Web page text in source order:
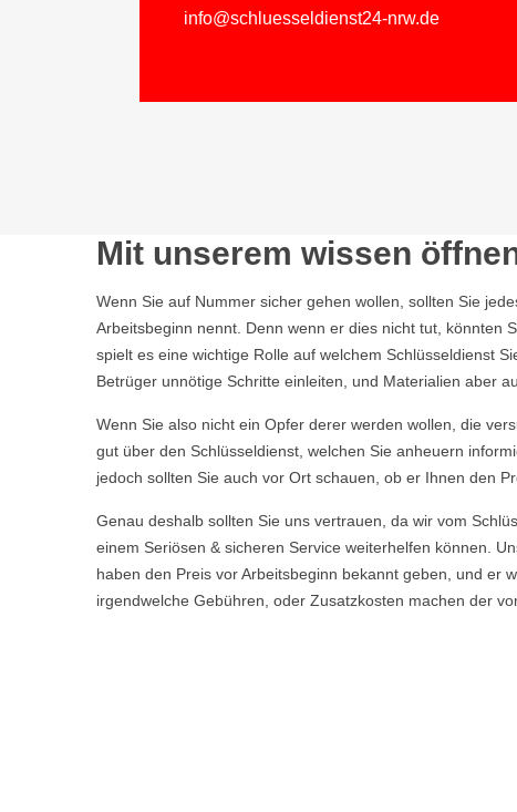
info@schluesseldienst24-nrw.de
Mit unserem wissen
Wenn Sie auf Nummer sicher gehen wollen, sollten Sie
Arbeitsbeginn nennt. Denn wenn er dies nicht tut, könnten
spielt es eine wichtige Rolle auf welchem Schlüsseldienst
Betrüger unnötige Schritte einleiten, und Materialien aber
Wenn Sie also nicht ein Opfer derer werden wollen, die
gut über den Schlüsseldienst, welchen Sie anheuern
jedoch sollten Sie auch vor Ort schauen, ob er Ihnen den
Genau deshalb sollten Sie uns vertrauen, da wir vom
einem Seriösen & sicheren Service weiterhelfen können.
haben den Preis vor Arbeitsbeginn bekannt geben, und er
irgendwelche Gebühren, oder Zusatzkosten machen der